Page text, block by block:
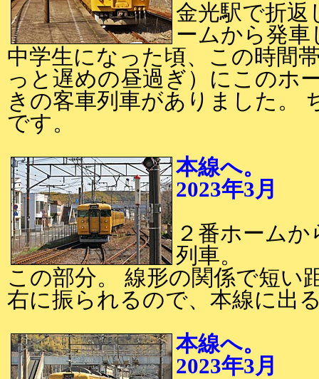
金光駅で折返
ームから発車
中学生になった頃、この時間
っと遅めの昼過ぎ）にこのホ
きの客車列車がありました。
です。
本線へ。
2023年3月
２番ホーム
列車。
この部分。 線形の関係で短い
右に振られるので、本線に出
本線へ。
2023年3月